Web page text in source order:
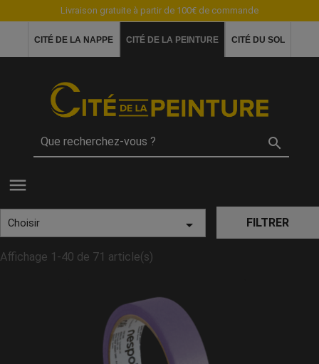
Livraison gratuite à partir de 100€ de commande
CITÉ DE LA NAPPE CITÉ DE LA PEINTURE CITÉ DU SOL

menu
Choisir  FILTRER
Affichage 1-40 de 71 article(s)